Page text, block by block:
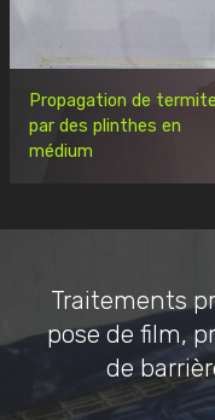
Propagation de
par des plinthes en
médium
Traitements
pose de film,
de